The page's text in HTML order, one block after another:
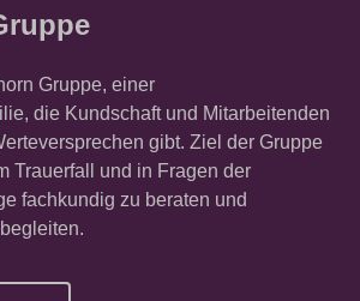
Gruppe, einer
die Kundschaft und Mitarbeitenden
gibt. Ziel der Gruppe
Trauerfall und in Fragen der
fachkundig zu beraten und